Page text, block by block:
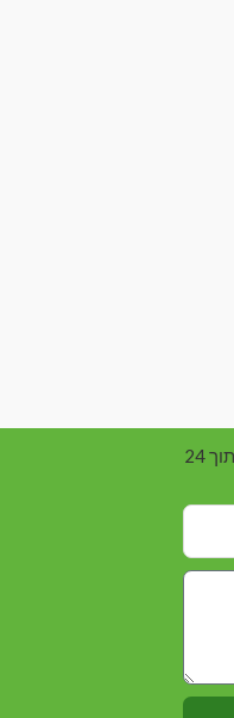
השאירו כאן פרטים, ונציג יחזור אליכם בתוך 24